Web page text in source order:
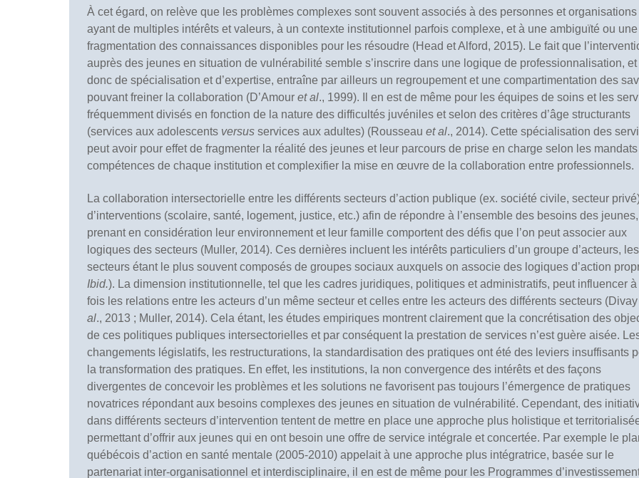
À cet égard, on relève que les problèmes complexes sont souvent associés à des personnes et organisations
ayant de multiples intérêts et valeurs, à un contexte institutionnel parfois complexe, et à une ambiguïté ou une
fragmentation des connaissances disponibles pour les résoudre (Head et Alford, 2015). Le fait que
auprès des jeunes en situation de vulnérabilité semble s’inscrire dans une logique de professionnalisation, et
donc de spécialisation et d’expertise, entraîne par ailleurs un regroupement et une compartimentation des
pouvant freiner la collaboration (D’Amour et al., 1999). Il en est de même pour les équipes de soins et les
fréquemment divisés en fonction de la nature des difficultés juvéniles et selon des critères d’âge structurants
(services aux adolescents versus services aux adultes) (Rousseau et al., 2014). Cette spécialisation des
peut avoir pour effet de fragmenter la réalité des jeunes et leur parcours de prise en charge selon les
compétences de chaque institution et complexifier la mise en œuvre de la collaboration entre professionnels.
La collaboration intersectorielle entre les différents secteurs d’action publique (ex. société civile, secteur
d’interventions (scolaire, santé, logement, justice, etc.) afin de répondre à l’ensemble des besoins des
prenant en considération leur environnement et leur famille comportent des défis que l’on peut associer aux
logiques des secteurs (Muller, 2014). Ces dernières incluent les intérêts particuliers d’un groupe d’acteurs, les
secteurs étant le plus souvent composés de groupes sociaux auxquels on associe des logiques d’action
Ibid.). La dimension institutionnelle, tel que les cadres juridiques, politiques et administratifs, peut influencer à
fois les relations entre les acteurs d’un même secteur et celles entre les acteurs des différents secteurs
al., 2013 ; Muller, 2014). Cela étant, les études empiriques montrent clairement que la concrétisation des
de ces politiques publiques intersectorielles et par conséquent la prestation de services n’est guère aisée.
changements législatifs, les restructurations, la standardisation des pratiques ont été des leviers insuffisants
la transformation des pratiques. En effet, les institutions, la non convergence des intérêts et des façons
divergentes de concevoir les problèmes et les solutions ne favorisent pas toujours l’émergence de pratiques
novatrices répondant aux besoins complexes des jeunes en situation de vulnérabilité. Cependant, des
dans différents secteurs d’intervention tentent de mettre en place une approche plus holistique et
permettant d’offrir aux jeunes qui en ont besoin une offre de service intégrale et concertée. Par exemple le
québécois d’action en santé mentale (2005-2010) appelait à une approche plus intégratrice, basée sur le
partenariat inter-organisationnel et interdisciplinaire, il en est de même pour les Programmes